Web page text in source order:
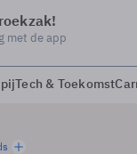
met de app
Tech & Toekomst